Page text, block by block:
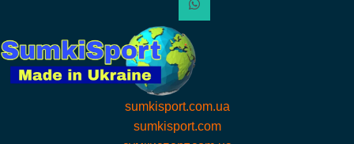
sumkisport.com.ua
sumkisport.com